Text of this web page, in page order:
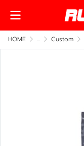
HOME ... Custom